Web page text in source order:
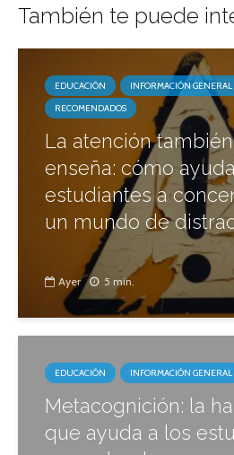
También te puede
EDUCACIÓN
INFORMACIÓN GENERAL
RECOMENDADOS
La atención
enseña: cómo
estudiantes a
un mundo de
Ayer 5 min.
EDUCACIÓN INFORMACIÓN GENERAL
Metacognición: la
que ayuda a los